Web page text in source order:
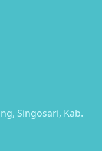
Singosari, Kab.